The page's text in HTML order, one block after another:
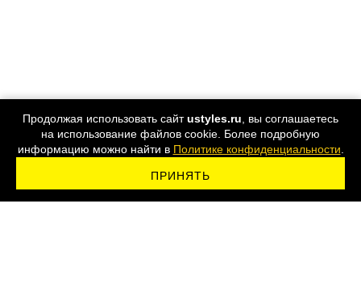
Продолжая использовать сайтustyles.ru , вы соглашаетесь
на использование файлов cookie. Более подробную
информацию можно найти в Политике конфиденциальности
ПРИНЯТЬ